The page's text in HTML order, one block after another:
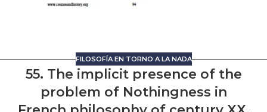
FILOSOFÍA EN TORNO A LA NADA
55. The implicit presence of the
problem of Nothingness in